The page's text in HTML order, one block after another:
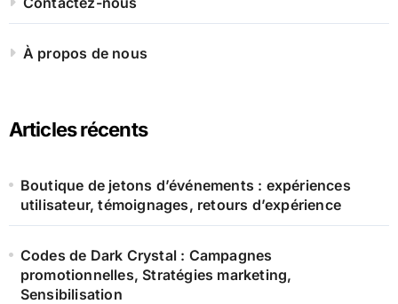
À propos de nous
Articles récents
Boutique de jetons d’événements : expériences
utilisateur, témoignages, retours d’expérience
Codes de Dark Crystal : Campagnes
promotionnelles, Stratégies marketing,
Sensibilisation